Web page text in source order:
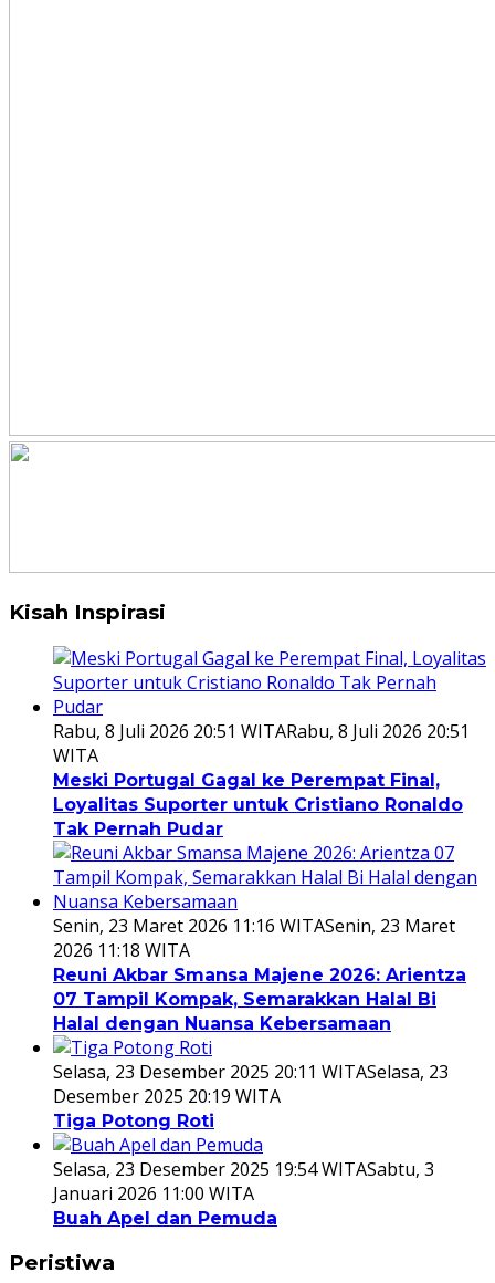
Kisah Inspirasi
Rabu, 8 Juli 2026 20:51 WITARabu, 8 Juli 2026 20:51
WITA
Meski Portugal Gagal ke Perempat Final,
Loyalitas Suporter untuk Cristiano Ronaldo
Tak Pernah Pudar
Senin, 23 Maret 2026 11:16 WITASenin, 23 Maret
2026 11:18 WITA
Reuni Akbar Smansa Majene 2026: Arientza
07 Tampil Kompak, Semarakkan Halal Bi
Halal dengan Nuansa Kebersamaan
Selasa, 23 Desember 2025 20:11 WITASelasa, 23
Desember 2025 20:19 WITA
Tiga Potong Roti
Selasa, 23 Desember 2025 19:54 WITASabtu, 3
Januari 2026 11:00 WITA
Buah Apel dan Pemuda
Peristiwa